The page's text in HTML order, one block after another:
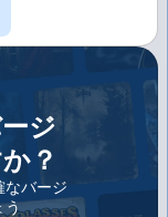
ジ
？
なバージ
う